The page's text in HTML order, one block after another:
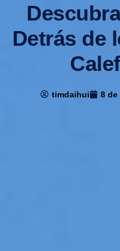
Detrás de
timdaihui 8 de